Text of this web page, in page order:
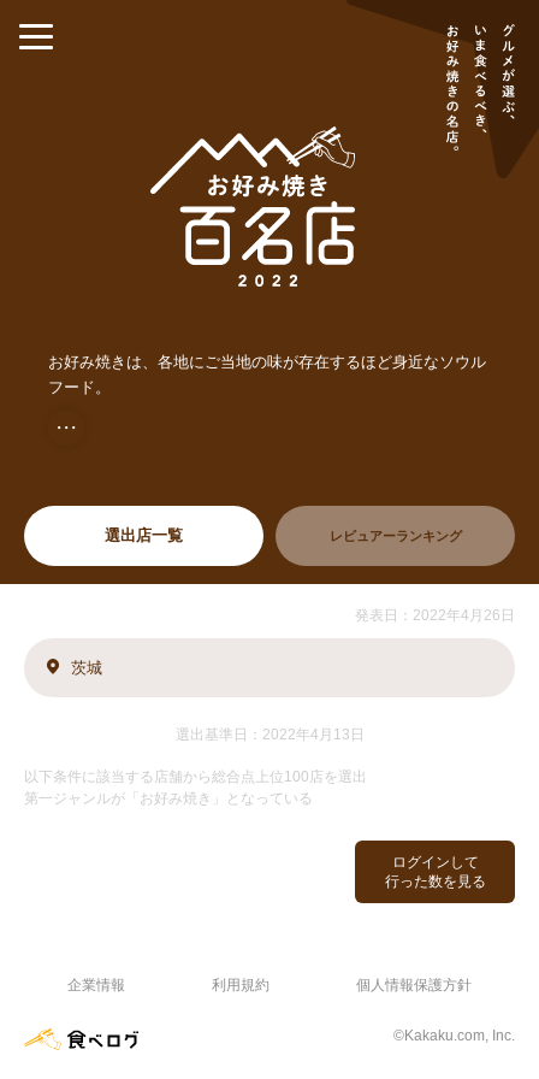
お好み焼きは、各地にご当地の味が存在するほど身近なソウル
フード。
・・・
選出店一覧 レビュアーランキング
ログインして
行った数を見る
発表日：2022年4月26日
茨城
選出基準日：2022年4月13日
以下条件に該当する店舗から総合点上位100店を選出
第一ジャンルが「お好み焼き」となっている
企業情報 利用規約 個人情報保護方針
©Kakaku.com, Inc.